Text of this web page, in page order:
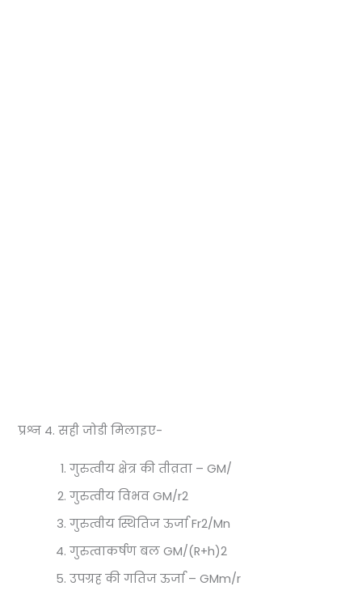
प्रश्न 4. सही जोडी मिलाइए-
गुरुत्वीय क्षेत्र की तीव्रता – GM/
गुरुत्वीय विभव GM/r2
गुरुत्वीय स्थितिज ऊर्जा Fr2/Mn
गुरुत्वाकर्षण बल GM/(R+h)2
उपग्रह की गतिज ऊर्जा – GMm/r